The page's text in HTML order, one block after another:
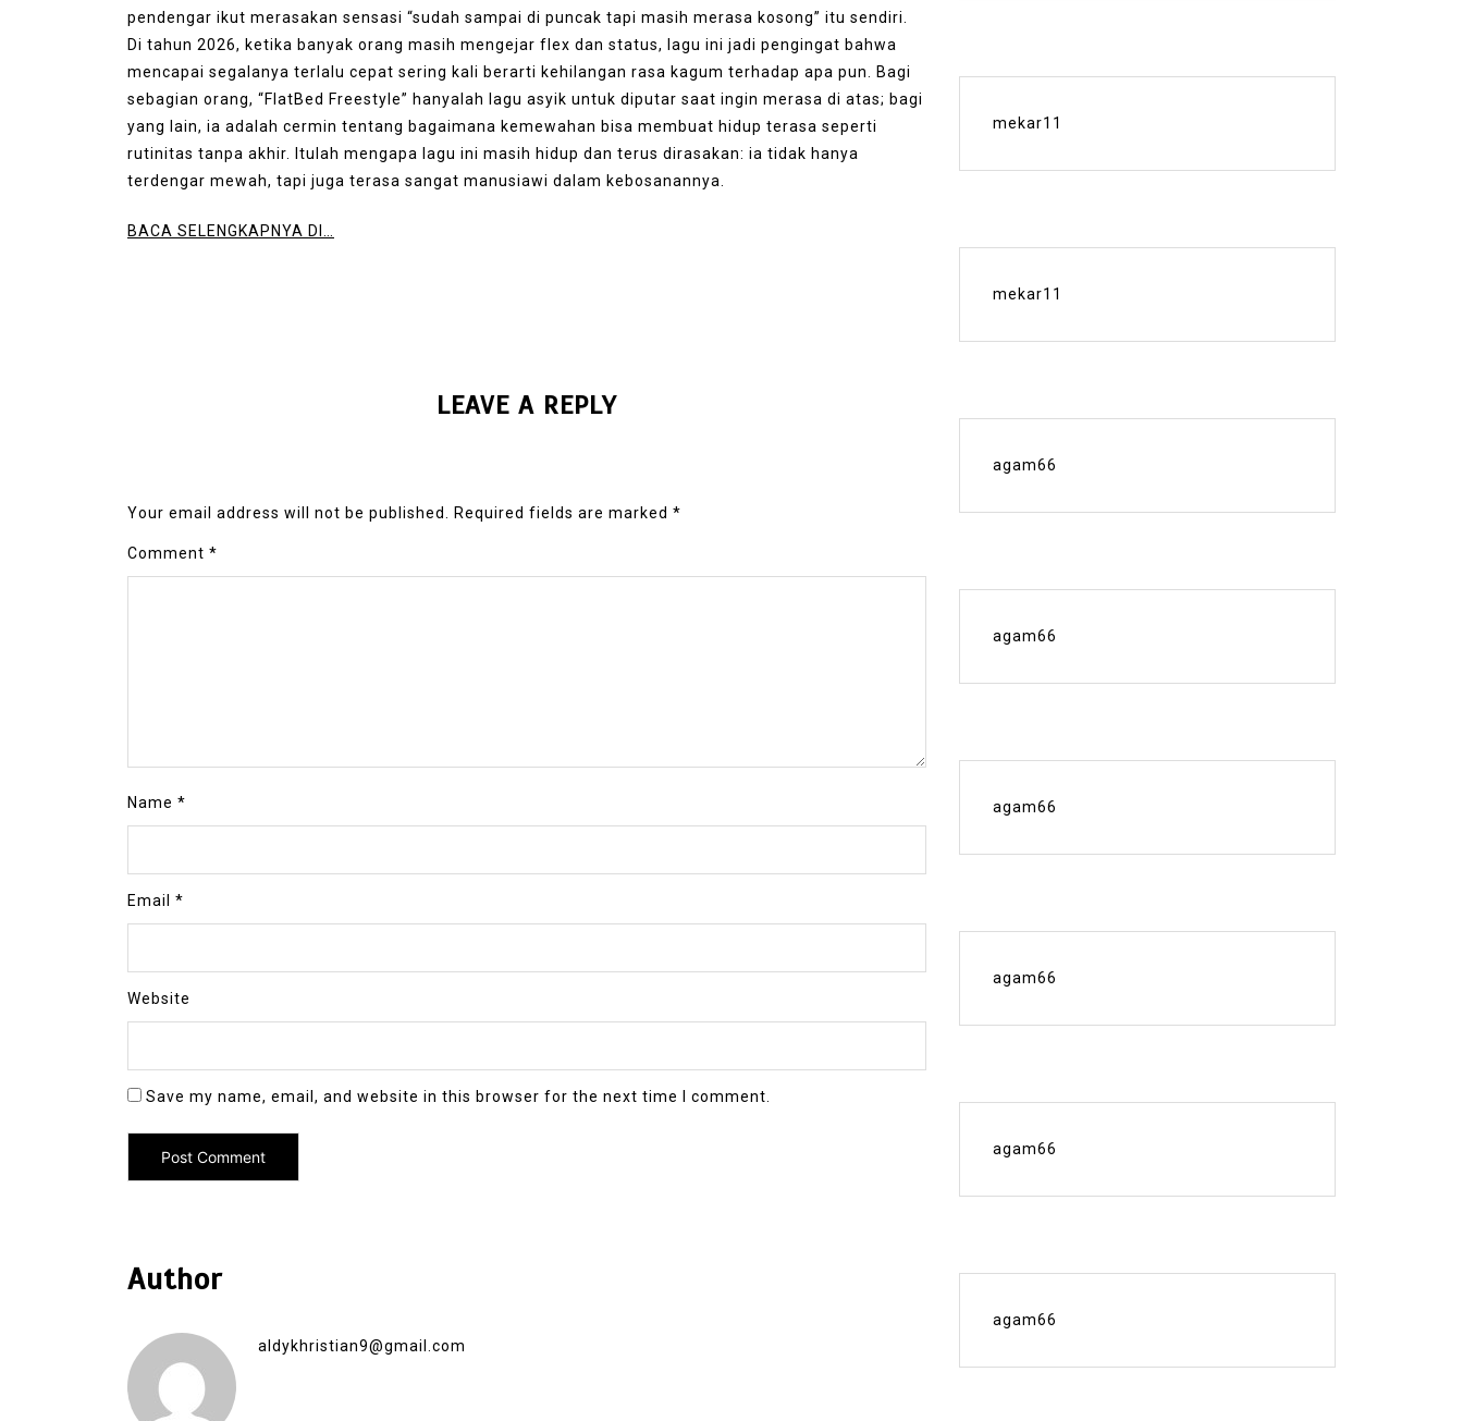
pendengar ikut merasakan sensasi “sudah sampai di puncak tapi masih merasa kosong” itu sendiri.
Di tahun 2026, ketika banyak orang masih mengejar flex dan status, lagu ini jadi pengingat bahwa
mencapai segalanya terlalu cepat sering kali berarti kehilangan rasa kagum terhadap apa pun. Bagi
sebagian orang, “FlatBed Freestyle” hanyalah lagu asyik untuk diputar saat ingin merasa di atas; bagi
yang lain, ia adalah cermin tentang bagaimana kemewahan bisa membuat hidup terasa seperti
rutinitas tanpa akhir. Itulah mengapa lagu ini masih hidup dan terus dirasakan: ia tidak hanya
terdengar mewah, tapi juga terasa sangat manusiawi dalam kebosanannya.
BACA SELENGKAPNYA DI…
LEAVE A REPLY
Your email address will not be published. Required fields are marked *
Comment *
Name *
Email *
Website
Save my name, email, and website in this browser for the next time I comment.
Author
aldykhristian9@gmail.com
mekar11
mekar11
agam66
agam66
agam66
agam66
agam66
agam66